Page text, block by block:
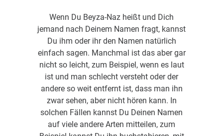
Wenn Du Beyza-Naz heißt und Dich
jemand nach Deinem Namen fragt, kannst
Du ihm oder ihr den Namen natürlich
einfach sagen. Manchmal ist das aber gar
nicht so leicht, zum Beispiel, wenn es laut
ist und man schlecht versteht oder der
andere so weit entfernt ist, dass man ihn
zwar sehen, aber nicht hören kann. In
solchen Fällen kannst Du Deinen Namen
auf viele andere Arten mitteilen, zum